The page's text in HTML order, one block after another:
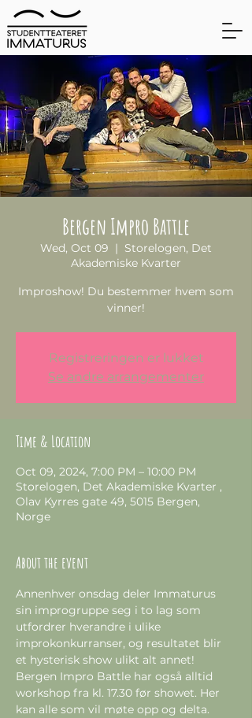
Bergen Impro Battle
Wed, Oct 09
  |
Storelogen, Det
Akademiske Kvarter
Improshow! Du bestemmer hvem som
vinner!
Registreringen er lukket
Se andre arrangementer
Time & Location
Oct 09, 2024, 7:00 PM – 10:00 PM
Storelogen, Det Akademiske Kvarter ,
Olav Kyrres gate 49, 5015 Bergen,
Norge
About the event
Annenhver onsdag deler Immaturus
sin improgruppe seg i to lag som
utfordrer hverandre i ulike
improkonkurranser, og resultatet blir
et hysterisk show ulikt alt annet!
Bergen Impro Battle har også alltid
workshop fra kl. 17.30 før showet. Her
kan alle som vil møte opp og delta.